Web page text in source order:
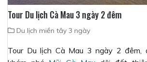
Tour Du lịch Cà Mau 3 ngày 2 đêm
Du lịch miền tây 3 ngày
Tour Du lịch Cà Mau 3 ngày 2 đêm,